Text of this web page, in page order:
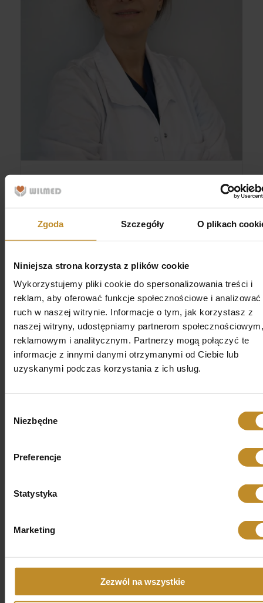
Zgoda Szczegóły O plikach
Niniejsza strona korzysta z plików cookie
Wykorzystujemy pliki cookie do spersonalizowania treści i
reklam, aby oferować funkcje społecznościowe i analizować
ruch w naszej witrynie. Informacje o tym, jak korzystasz z
naszej witryny, udostępniamy partnerom społecznościowym,
reklamowym i analitycznym. Partnerzy mogą połączyć te
informacje z innymi danymi otrzymanymi od Ciebie lub
uzyskanymi podczas korzystania z ich usług.
zgody
Niezbędne
Preferencje
Statystyka
Marketing
Zezwól na wszystkie
Aleksandra Starościak
Specjalista chirurgii ogólnej, USG piersi
Przejdź dalej
Co nas wyróżnia
Zapewniamy opiekę doświadczonych
specjalistów z zakresu chirurgii i chirurgii
onkologicznej
zastosowaniu nowoczesnych technik i metod
Rezultaty zdrowotne połączone z doskonałym
Zapewniamy pełną dyskrecję i poszanowanie
Cennik zabiegów